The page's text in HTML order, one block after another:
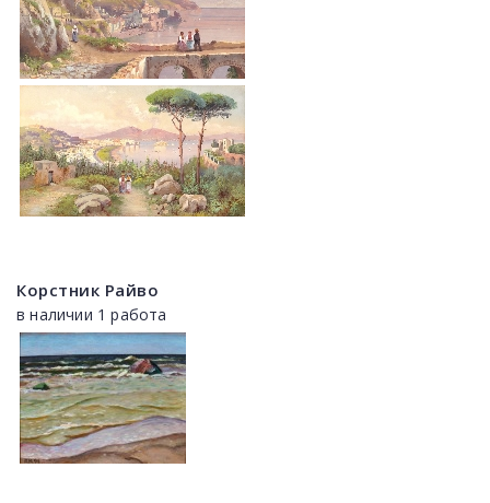
Корстник Райво
в наличии 1 работа